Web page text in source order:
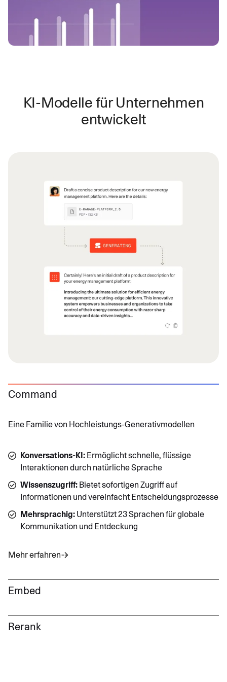
KI-Modelle für Unternehmen
entwickelt
Command
Eine Familie von Hochleistungs-Generativmodellen
Konversations-KI: Ermöglicht schnelle, flüssige
Interaktionen durch natürliche Sprache
Wissenszugriff: Bietet sofortigen Zugriff auf
Informationen und vereinfacht Entscheidungsprozesse
Mehrsprachig: Unterstützt 23 Sprachen für globale
Kommunikation und Entdeckung
Mehr erfahren
Embed
Ein Modell für semantische Textdarstellung
Rerank